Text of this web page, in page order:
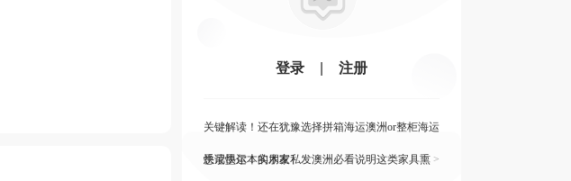
登录 注册
关键解读！还在犹豫选择拼箱海运澳洲or整柜海运
悉尼墨尔本的朋友 >
快读快运！实木家私发澳洲必看说明这类家具熏